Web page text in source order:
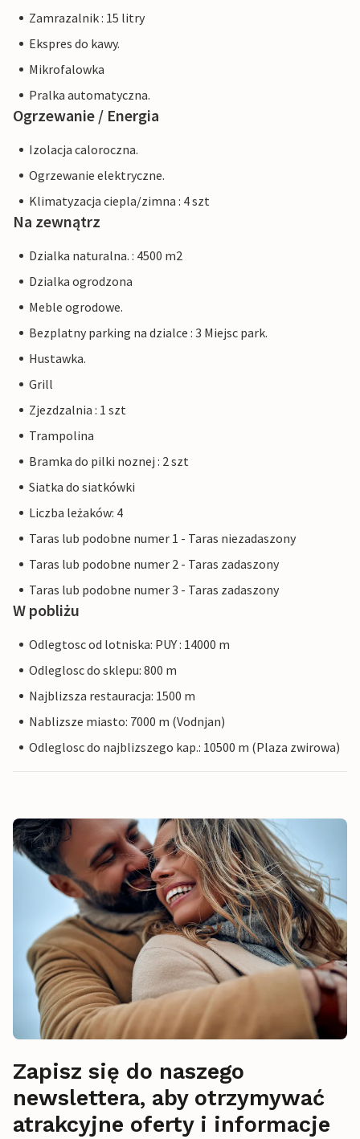
Zamrazalnik : 15 litry
Ekspres do kawy.
Mikrofalowka
Pralka automatyczna.
Ogrzewanie / Energia
Izolacja caloroczna.
Ogrzewanie elektryczne.
Klimatyzacja ciepla/zimna : 4 szt
Na zewnątrz
Dzialka naturalna. : 4500 m2
Dzialka ogrodzona
Meble ogrodowe.
Bezplatny parking na dzialce : 3 Miejsc park.
Hustawka.
Grill
Zjezdzalnia : 1 szt
Trampolina
Bramka do pilki noznej : 2 szt
Siatka do siatkówki
Liczba leżaków: 4
Taras lub podobne numer 1 - Taras niezadaszony
Taras lub podobne numer 2 - Taras zadaszony
Taras lub podobne numer 3 - Taras zadaszony
W pobliżu
Odlegtosc od lotniska: PUY : 14000 m
Odleglosc do sklepu: 800 m
Najblizsza restauracja: 1500 m
Nablizsze miasto: 7000 m (Vodnjan)
Odleglosc do najblizszego kap.: 10500 m (Plaza zwirowa)
Zapisz się do naszego
newslettera, aby otrzymywać
atrakcyjne oferty i informacje